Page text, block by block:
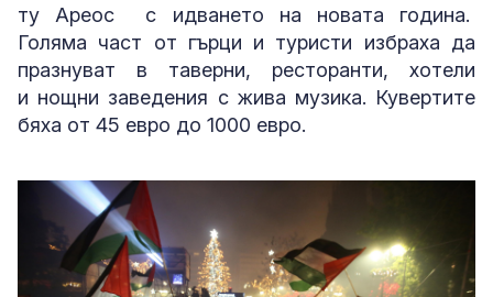
ту Ареос с идването на новата година.
Голяма част от гърци и туристи избраха да
празнуват в таверни, ресторанти, хотели
и нощни заведения с жива музика. Кувертите
бяха от 45 евро до 1000 евро.